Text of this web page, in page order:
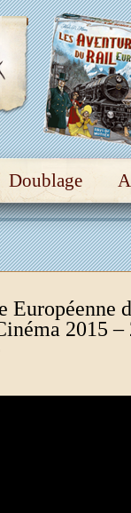
Doublage
Européenne
2015